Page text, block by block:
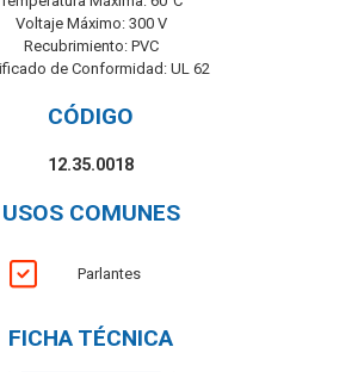
Voltaje Máximo: 300 V
Recubrimiento: PVC
de Conformidad: UL 62
CÓDIGO
12.35.0018
USOS COMUNES
Parlantes
FICHA TÉCNICA